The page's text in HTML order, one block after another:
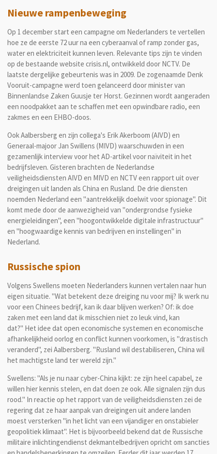
Nieuwe rampenbeweging
Op 1 december start een campagne om Nederlanders te vertellen
hoe ze de eerste 72 uur na een cyberaanval of ramp zonder gas,
water en elektriciteit kunnen leven. Relevante tips zijn te vinden
op de bestaande website crisis.nl, ontwikkeld door NCTV. De
laatste dergelijke gebeurtenis was in 2009. De zogenaamde Denk
Vooruit-campagne werd toen gelanceerd door minister van
Binnenlandse Zaken Guusje ter Horst. Gezinnen wordt aangeraden
een noodpakket aan te schaffen met een opwindbare radio, een
zakmes en een EHBO-doos.
Ook Aalbersberg en zijn collega's Erik Akerboom (AIVD) en
Generaal-majoor Jan Swillens (MIVD) waarschuwden in een
gezamenlijk interview voor het AD-artikel voor naïviteit in het
bedrijfsleven. Gisteren brachten de Nederlandse
veiligheidsdiensten AIVD en MIVD en NCTV een rapport uit over
dreigingen uit landen als China en Rusland. De drie diensten
noemden Nederland een "aantrekkelijk doelwit voor spionage". Dit
komt mede door de aanwezigheid van "ondergrondse fysieke
energieleidingen", een "hoogontwikkelde digitale infrastructuur"
en "hoogwaardige kennis van bedrijven en instellingen" in
Nederland.
Russische spion
Volgens Swellens moeten Nederlanders kunnen vertalen naar hun
eigen situatie. "Wat betekent deze dreiging nu voor mij? Ik werk nu
voor een Chinees bedrijf, kan ik daar blijven werken? Of: ik doe
zaken met een land dat ik misschien niet zo leuk vind, kan
dat?" Het idee dat open economische systemen en economische
afhankelijkheid oorlog en conflict kunnen voorkomen, is "drastisch
veranderd", zei Aalbersberg. "Rusland wil destabiliseren, China wil
het machtigste land ter wereld zijn."
Swellens: "Als je nu naar cyber-China kijkt: ze zijn heel capabel, ze
willen hier kennis stelen, en dat doen ze ook. Alle signalen zijn dus
rood." In reactie op het rapport van de veiligheidsdiensten zei de
regering dat ze haar aanpak van dreigingen uit andere landen
moest versterken "in het licht van een vijandiger en onstabieler
geopolitiek klimaat". Het is bijvoorbeeld bekend dat de Russische
militaire inlichtingendienst dekmantelbedrijven opricht om sancties